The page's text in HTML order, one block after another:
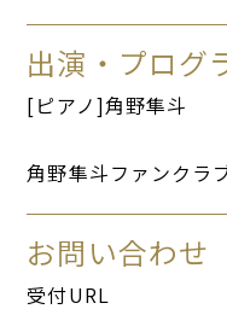
出演・プログ
[ピアノ]角野隼斗
角野隼斗ファンクラ
お問い合わせ
受付URL